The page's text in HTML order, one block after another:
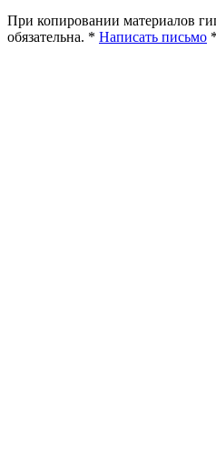
При копировании материалов
обязательна. * Написать письмо *